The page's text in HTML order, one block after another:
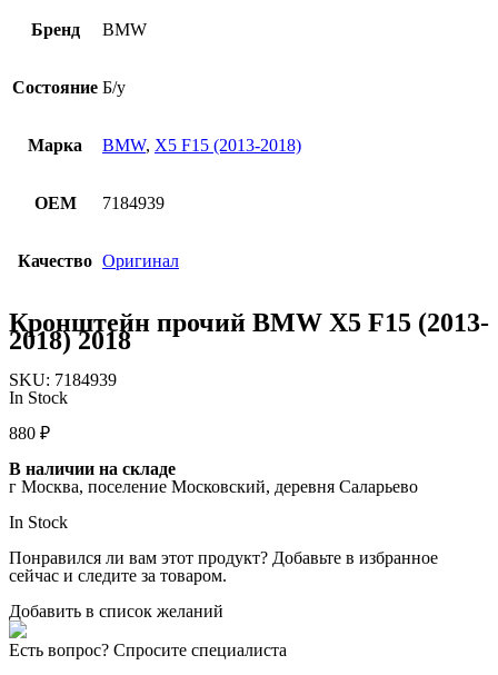
Бренд BMW
Состояние Б/у
Марка BMW, X5 F15 (2013-2018)
OEM 7184939
Качество Оригинал
Кронштейн прочий BMW X5 F15 (2013-
2018) 2018
SKU: 7184939
In Stock
880 ₽
В наличии на складе
г Москва, поселение Московский, деревня Саларьево
In Stock
Понравился ли вам этот продукт? Добавьте в избранное
сейчас и следите за товаром.
Добавить в список желаний
Есть вопрос? Спросите специалиста